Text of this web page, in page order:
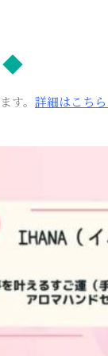
◆
す。 詳細はこち